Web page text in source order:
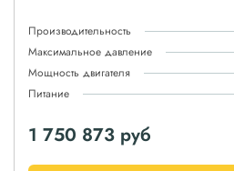
Производительность
Максимальное давление
Мощность двигателя
Питание
1 750 873 руб